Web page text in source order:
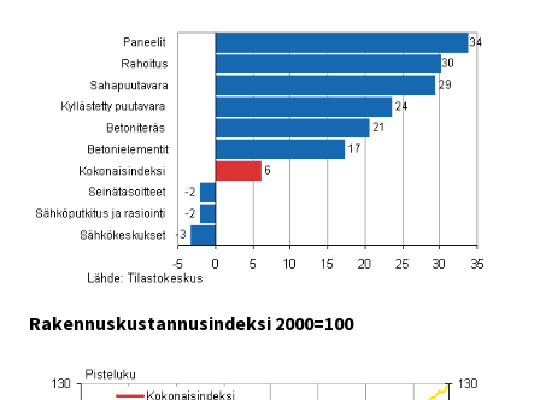
Rakennuskustannusindeksi 2000=100